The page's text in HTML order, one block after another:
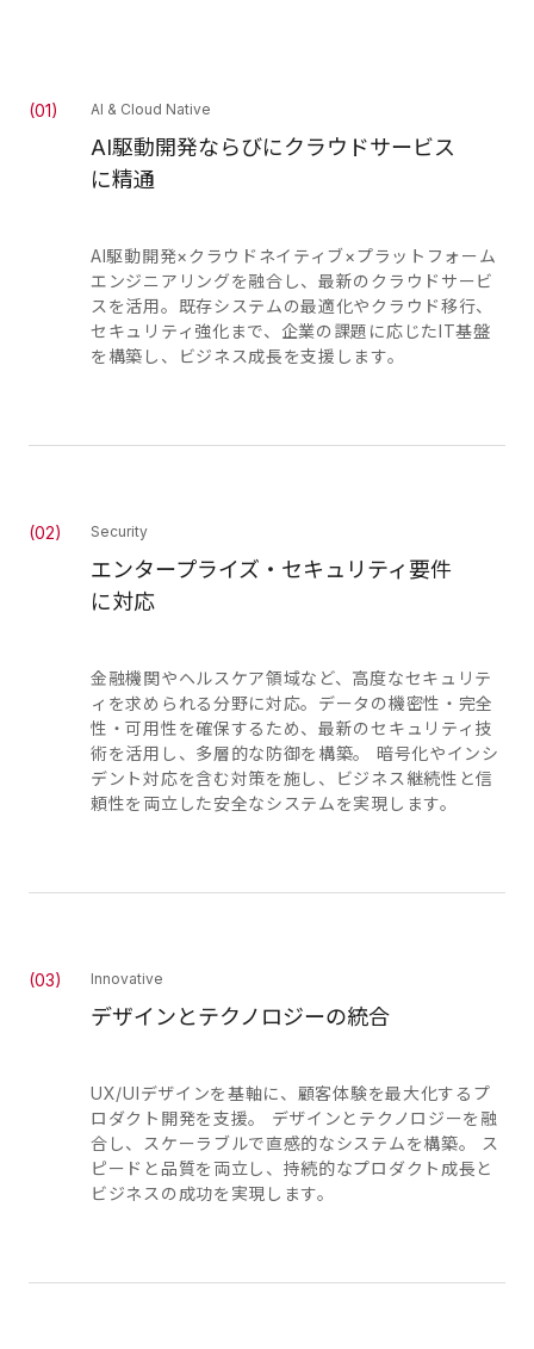
(01) AI & Cloud Native
AI駆動開発ならびにクラウドサービス
に精通
AI駆動開発×クラウドネイティブ×プラットフォーム
エンジニアリングを融合し、最新のクラウドサービ
スを活用。既存システムの最適化やクラウド移行、
セキュリティ強化まで、企業の課題に応じたIT基盤
を構築し、ビジネス成長を支援します。
(02) Security
エンタープライズ・セキュリティ要件
に対応
金融機関やヘルスケア領域など、高度なセキュリテ
ィを求められる分野に対応。データの機密性・完全
性・可用性を確保するため、最新のセキュリティ技
術を活用し、多層的な防御を構築。 暗号化やインシ
デント対応を含む対策を施し、ビジネス継続性と信
頼性を両立した安全なシステムを実現します。
(03) Innovative
デザインとテクノロジーの統合
UX/UIデザインを基軸に、顧客体験を最大化するプ
ロダクト開発を支援。 デザインとテクノロジーを融
合し、スケーラブルで直感的なシステムを構築。 ス
ピードと品質を両立し、持続的なプロダクト成長と
ビジネスの成功を実現します。